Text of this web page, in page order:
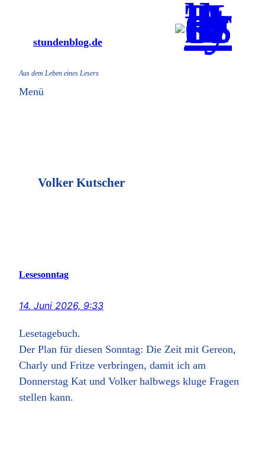
springenstundenblog.de
Aus dem Leben eines Lesers
Menü
Volker Kutscher
Lesesonntag
14. Juni 2026, 9:33
Lesetagebuch.
Der Plan für diesen Sonntag: Die Zeit mit Gereon,
Charly und Fritze verbringen, damit ich am
Donnerstag Kat und Volker halbwegs kluge Fragen
stellen kann.